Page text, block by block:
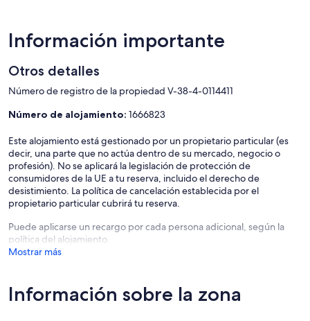
Información importante
Otros detalles
Número de registro de la propiedad V-38-4-0114411
Número de alojamiento: 1666823
Este alojamiento está gestionado por un propietario particular (es
decir, una parte que no actúa dentro de su mercado, negocio o
profesión). No se aplicará la legislación de protección de
consumidores de la UE a tu reserva, incluido el derecho de
desistimiento. La política de cancelación establecida por el
propietario particular cubrirá tu reserva.
Puede aplicarse un recargo por cada persona adicional, según la
política del alojamiento.
Mostrar más
Información sobre la zona